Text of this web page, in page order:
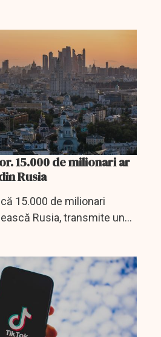
unui raport realizat
15.000 de milionari ar
Rusia
15.000 de milionari
Rusia, transmite un